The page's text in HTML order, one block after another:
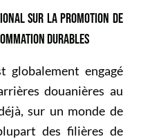
SUR LA PROMOTION DE
DURABLES
globalement engagé
douanières au
sur un monde de
des filières de